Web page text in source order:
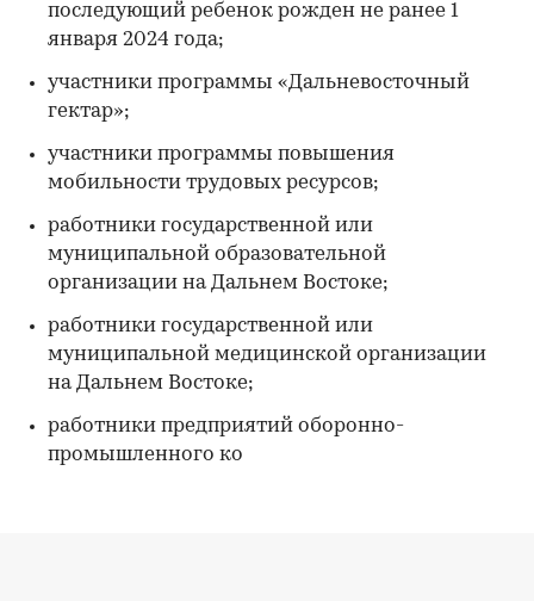
последующий ребенок рожден не ранее 1
января 2024 года;
участники программы «Дальневосточный
гектар»;
участники программы повышения
мобильности трудовых ресурсов;
работники государственной или
муниципальной образовательной
организации на Дальнем Востоке;
работники государственной или
муниципальной медицинской организации
на Дальнем Востоке;
работники предприятий оборонно-
промышленного ко